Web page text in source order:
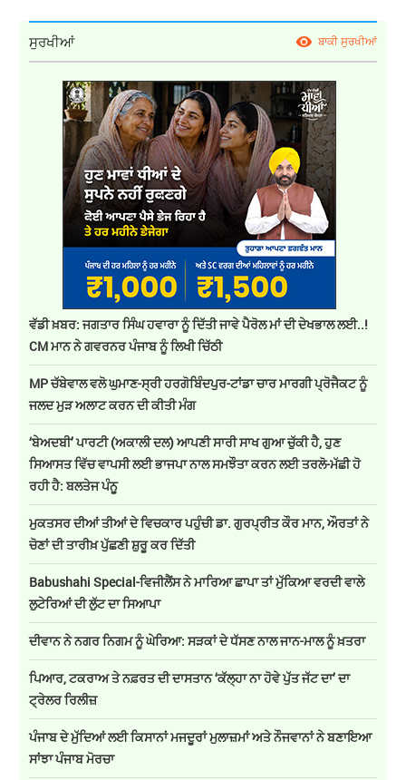
ਸੁਰਖੀਆਂ ਬਾਕੀ ਸੁਰਖੀਆਂ
ਵੱਡੀ ਖ਼ਬਰ: ਜਗਤਾਰ ਸਿੰਘ ਹਵਾਰਾ ਨੂੰ ਦਿੱਤੀ ਜਾਵੇ ਪੈਰੋਲ ਮਾਂ ਦੀ ਦੇਖਭਾਲ ਲਈ..!
CM ਮਾਨ ਨੇ ਗਵਰਨਰ ਪੰਜਾਬ ਨੂੰ ਲਿਖੀ ਚਿੱਠੀ
MP ਚੱਬੇਵਾਲ ਵਲੋ ਘੁਮਾਣ-ਸ੍ਰੀ ਹਰਗੋਬਿੰਦਪੁਰ-ਟਾਂਡਾ ਚਾਰ ਮਾਰਗੀ ਪ੍ਰੋਜੈਕਟ ਨੂੰ
ਜਲਦ ਮੁੜ ਅਲਾਟ ਕਰਨ ਦੀ ਕੀਤੀ ਮੰਗ
‘ਬੇਅਦਬੀ’ ਪਾਰਟੀ (ਅਕਾਲੀ ਦਲ) ਆਪਣੀ ਸਾਰੀ ਸਾਖ ਗੁਆ ਚੁੱਕੀ ਹੈ, ਹੁਣ
ਸਿਆਸਤ ਵਿੱਚ ਵਾਪਸੀ ਲਈ ਭਾਜਪਾ ਨਾਲ ਸਮਝੌਤਾ ਕਰਨ ਲਈ ਤਰਲੋ-ਮੱਛੀ ਹੋ
ਰਹੀ ਹੈ: ਬਲਤੇਜ ਪੰਨੂ
ਮੁਕਤਸਰ ਦੀਆਂ ਤੀਆਂ ਦੇ ਵਿਚਕਾਰ ਪਹੁੰਚੀ ਡਾ. ਗੁਰਪ੍ਰੀਤ ਕੌਰ ਮਾਨ, ਔਰਤਾਂ ਨੇ
ਚੋਣਾਂ ਦੀ ਤਾਰੀਖ਼ ਪੁੱਛਣੀ ਸ਼ੁਰੂ ਕਰ ਦਿੱਤੀ
Babushahi Special-ਵਿਜੀਲੈਂਸ ਨੇ ਮਾਰਿਆ ਛਾਪਾ ਤਾਂ ਮੁੱਕਿਆ ਵਰਦੀ ਵਾਲੇ
ਲੁਟੇਰਿਆਂ ਦੀ ਲੁੱਟ ਦਾ ਸਿਆਪਾ
ਦੀਵਾਨ ਨੇ ਨਗਰ ਨਿਗਮ ਨੂੰ ਘੇਰਿਆ: ਸੜਕਾਂ ਦੇ ਧੱਸਣ ਨਾਲ ਜਾਨ-ਮਾਲ ਨੂੰ ਖ਼ਤਰਾ
ਪਿਆਰ, ਟਕਰਾਅ ਤੇ ਨਫ਼ਰਤ ਦੀ ਦਾਸਤਾਨ ‘ਕੱਲ੍ਹਾ ਨਾ ਹੋਵੇ ਪੁੱਤ ਜੱਟ ਦਾ’ ਦਾ
ਟ੍ਰੇਲਰ ਰਿਲੀਜ਼
ਪੰਜਾਬ ਦੇ ਮੁੱਦਿਆਂ ਲਈ ਕਿਸਾਨਾਂ ਮਜਦੂਰਾਂ ਮੁਲਾਜ਼ਮਾਂ ਅਤੇ ਨੌਜਵਾਨਾਂ ਨੇ ਬਣਾਇਆ
ਸਾਂਝਾ ਪੰਜਾਬ ਮੋਰਚਾ